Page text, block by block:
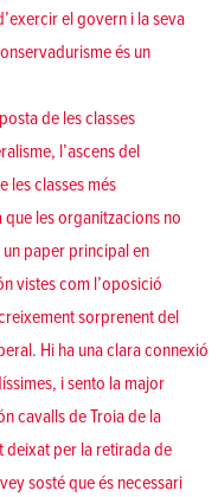
el govern i la seva
és un
de les classes
l’ascens del
les classes més
les organitzacions no
paper principal en
vistes com l’oposició
sorprenent del
Hi ha una clara connexió
i sento la major
cavalls de Troia de la
deixat per la retirada de
sosté que és necessari